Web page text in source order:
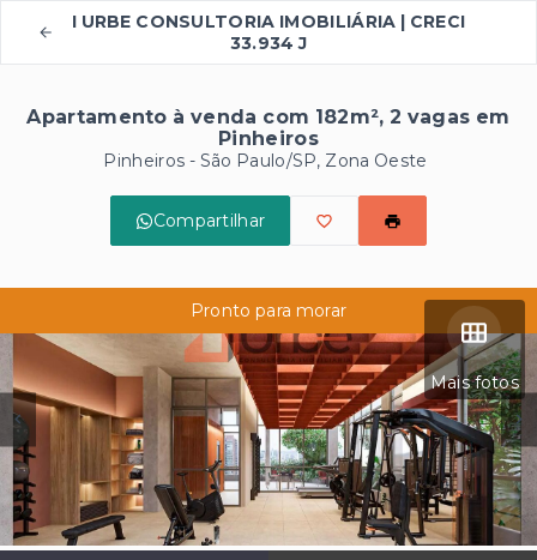
I URBE CONSULTORIA IMOBILIÁRIA | CRECI
33.934 J
Apartamento à venda com 182m², 2 vagas em
Pinheiros
Pinheiros - São Paulo/SP, Zona Oeste
Compartilhar
Mais fotos
Pronto para morar